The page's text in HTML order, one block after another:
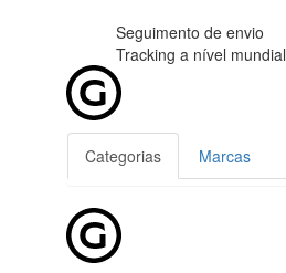
Seguimento de envio
Tracking a nível mundial
Categorias Marcas